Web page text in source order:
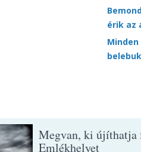
érik az
Megvan, ki
Emlékhelyet